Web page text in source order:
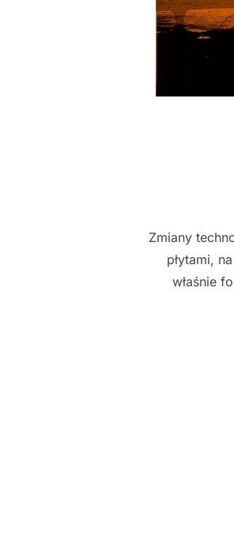
Zmiany
płytami,
właśnie